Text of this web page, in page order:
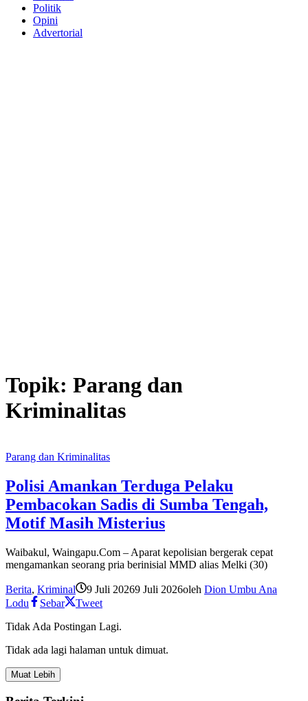
Politik
Opini
Advertorial
Topik: Parang dan
Kriminalitas
Parang dan Kriminalitas
Polisi Amankan Terduga Pelaku
Pembacokan Sadis di Sumba Tengah,
Motif Masih Misterius
Waibakul, Waingapu.Com – Aparat kepolisian bergerak cepat
mengamankan seorang pria berinisial MMD alias Melki (30)
Berita, Kriminal 9 Juli 20269 Juli 2026oleh Dion Umbu Ana
Lodu
Sebar
Tweet
Tidak Ada Postingan Lagi.
Tidak ada lagi halaman untuk dimuat.
Muat Lebih